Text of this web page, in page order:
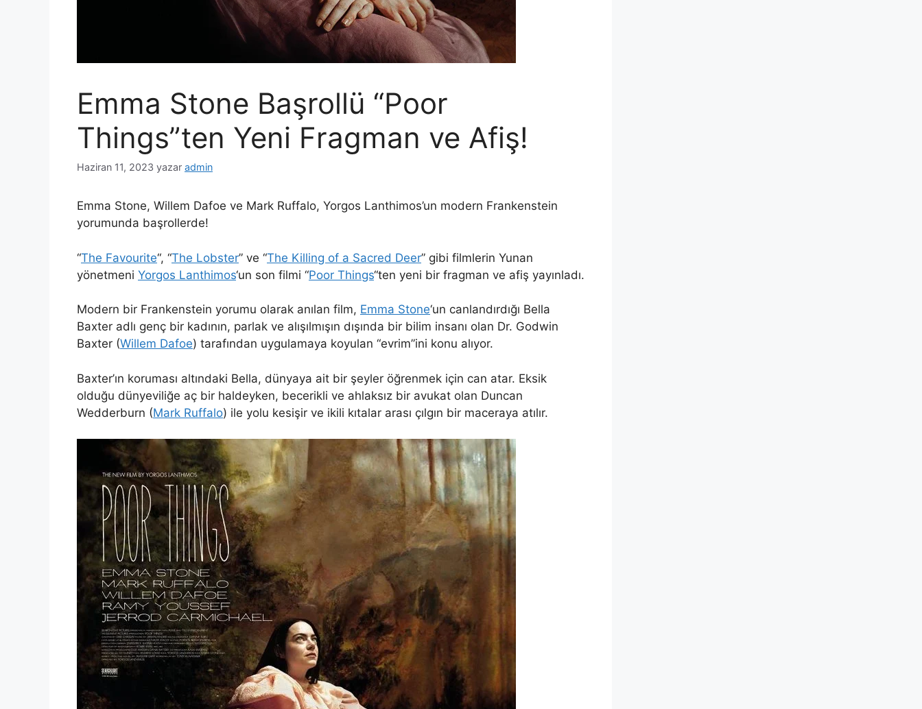
Emma Stone Başrollü “Poor
Things”ten Yeni Fragman ve Afiş!
Haziran 11, 2023 yazar admin
Emma Stone, Willem Dafoe ve Mark Ruffalo, Yorgos Lanthimos’un modern Frankenstein
yorumunda başrollerde!
“The Favourite“, “The Lobster” ve “The Killing of a Sacred Deer” gibi filmlerin Yunan
yönetmeni Yorgos Lanthimos‘un son filmi “Poor Things“ten yeni bir fragman ve afiş yayınladı.
Modern bir Frankenstein yorumu olarak anılan film, Emma Stone‘un canlandırdığı Bella
Baxter adlı genç bir kadının, parlak ve alışılmışın dışında bir bilim insanı olan Dr. Godwin
Baxter (Willem Dafoe) tarafından uygulamaya koyulan “evrim”ini konu alıyor.
Baxter’ın koruması altındaki Bella, dünyaya ait bir şeyler öğrenmek için can atar. Eksik
olduğu dünyeviliğe aç bir haldeyken, becerikli ve ahlaksız bir avukat olan Duncan
Wedderburn (Mark Ruffalo) ile yolu kesişir ve ikili kıtalar arası çılgın bir maceraya atılır.